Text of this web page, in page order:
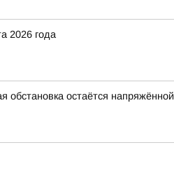
2026 года
остаётся